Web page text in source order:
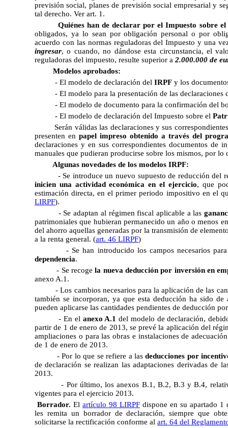
previsión social, planes de previsión social empresarial y
tal derecho. Ver art. 1.
Quiénes han de declarar por el Impuesto sobre
obligados, ya lo sean por obligación personal o por
acuerdo con las normas reguladoras del Impuesto y una
ingresar, o cuando, no dándose esta circunstancia, el
reguladoras del impuesto, resulte superior a 2.000.000 de
Modelos aprobados:
- El modelo de declaración del IRPF y los
- El modelo para la presentación de las
- El modelo de documento para la confirmación del
- El modelo de declaración del Impuesto sobre el
Serán válidas las declaraciones y sus
presenten enpapel impreso obtenido a través del
declaraciones y en sus correspondientes documentos de
manuales que pudieran producirse sobre los mismos, por
Algunas novedades de los modelos IRPF:
- Se introduce un nuevo supuesto de reducción
inicien una actividad económica en el ejercicio, que
estimación directa, en el primer periodo impositivo en el
LIRPF).
- Se adaptan al régimen fiscal aplicable a las
patrimoniales que hubieran permanecido un año o menos
del ahorro aquellas generadas por la transmisión de
a la renta general. (art. 46 LIRPF)
- Se han introducido los campos necesarios
dependencia.
- Se recogela nueva deducción por inversión en
anexo A.1.
- Los cambios necesarios para la aplicación de las
también se incorporan, ya que esta deducción ha sido
pueden aplicarse las cantidades pendientes de deducción
- En el anexo A.1 del modelo de declaración,
partir de 1 de enero de 2013, se prevé la aplicación del
ampliaciones o para las obras e instalaciones de
de 1 de enero de 2013.
- Por lo que se refiere a lasdeducciones por
de declaración se realizan las adaptaciones derivadas de
2013.
- Por último, los anexos B.1, B.2, B.3 y B.4,
vigentes para el ejercicio 2013.
Borrador. El artículo 98 LIRPF dispone en su apartado
les remita un borrador de declaración, siempre que
solicitarse la rectificación conforme al art. 64 del